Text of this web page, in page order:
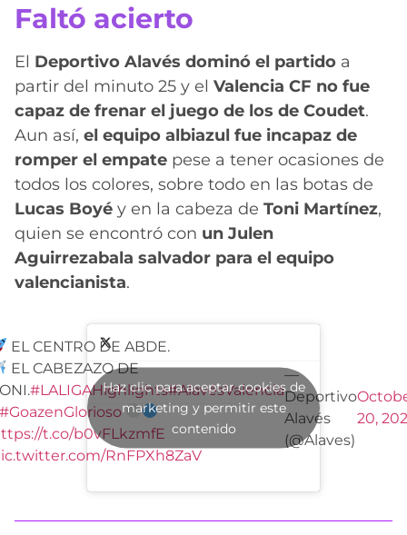
Faltó acierto
El Deportivo Alavés dominó el partido a
partir del minuto 25 y el Valencia CF no fue
capaz de frenar el juego de los de Coudet.
Aun así, el equipo albiazul fue incapaz de
romper el empate pese a tener ocasiones de
todos los colores, sobre todo en las botas de
Lucas Boyé y en la cabeza de Toni Martínez,
quien se encontró con un Julen
Aguirrezabala salvador para el equipo
valencianista.
EL CENTRO DE ABDE.
EL CABEZAZO DE
#LALIGAHighlights#AlavésValencia
t.co/b0vFLkzmfE
RnFPXh8ZaV
—
Deportivo
Alavés
(@Alaves)
20,
Haz clic para aceptar cookies de
marketing y permitir este
contenido